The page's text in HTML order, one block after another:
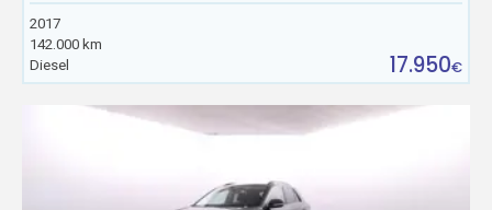
2017
142.000 km
Diesel
17.950€